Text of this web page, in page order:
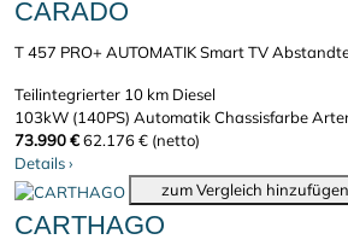
CARADO
T 457 PRO+ AUTOMATIK Smart TV
Teilintegrierter 10 km Diesel
103kW (140PS) AutomatikChassisfarbe
73.990 €62.176 € (netto)
Details›
zum Vergleich hinzufügen
CARTHAGO